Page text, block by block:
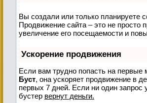
Вы создали или только планируете
Продвижение сайта – это не просто
увеличение его посещаемости и
Ускорение продвижения
Если вам трудно попасть на первые
Буст, она ускоряет продвижение в
первых 7 дней. Если ни один запрос
бустер вернут деньги.